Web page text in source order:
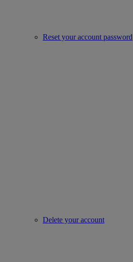
Reset your account password
Delete your account